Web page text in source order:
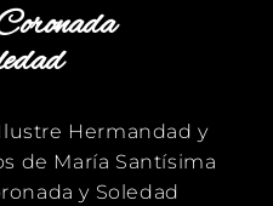
Hermandad y
de María Santísima
y Soledad